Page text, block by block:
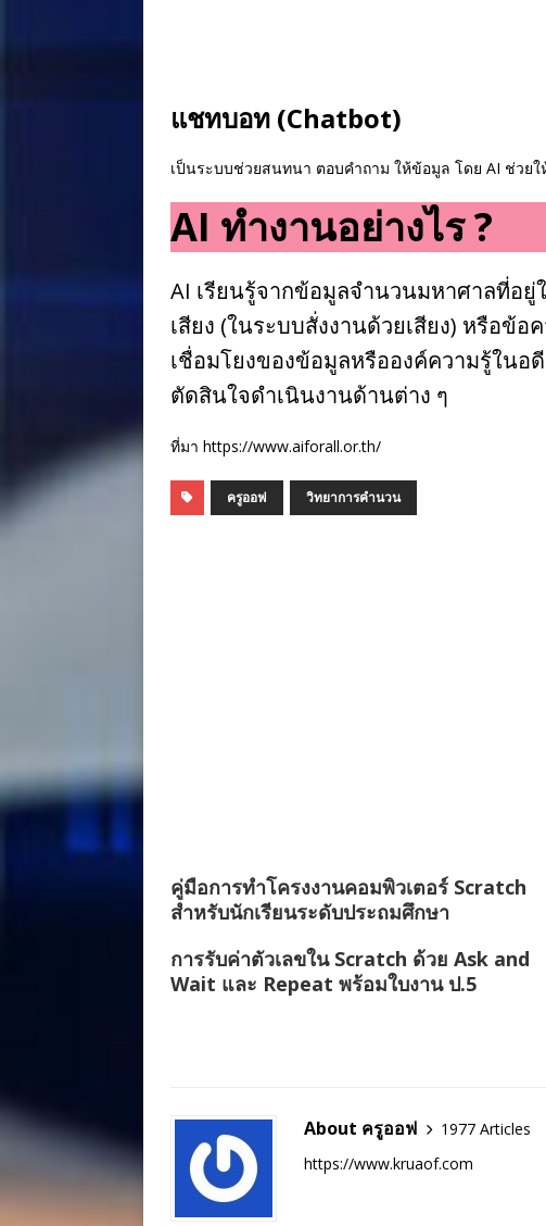
แชทบอท (Chatbot)
เป็นระบบช่วยสนทนา ตอบคำถาม ให้ข้อมูล โดย AI ช่วย
AI ทำงานอย่างไร ?
AI เรียนรู้จากข้อมูลจำนวนมหาศาลที่อ
เสียง (ในระบบสั่งงานด้วยเสียง) หรือข้
เชื่อมโยงของข้อมูลหรือองค์ความรู้ใน
ตัดสินใจดำเนินงานด้านต่าง ๆ
ที่มา https://www.aiforall.or.th/
ครูออฟ วิทยาการคำนวน
คู่มือการทำโครงงานคอมพิวเตอร์ Scratch
สำหรับนักเรียนระดับประถมศึกษา
การรับค่าตัวเลขใน Scratch ด้วย Ask and
Wait และ Repeat พร้อมใบงาน ป.5
About ครูออฟ
1977 Articles
https://www.kruaof.com